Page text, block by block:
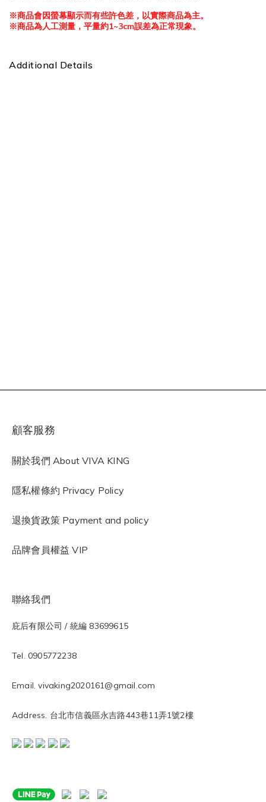
※商品會因螢幕顯示而有些許色差，以實際商品為主。
※商品為人工測量，平量約1~3cm誤差為正常現象。
Additional Details
顧客服務
關於我們 About VIVA KING
隱私權條約 Privacy Policy
退換貨政策 Payment and policy
品牌會員權益 VIP
聯絡我們
庇后有限公司 / 統編 83699615
Tel. 0905772238
Email. vivaking2020161@gmail.com
Address. 台北市信義區永吉路443巷11弄1號2樓